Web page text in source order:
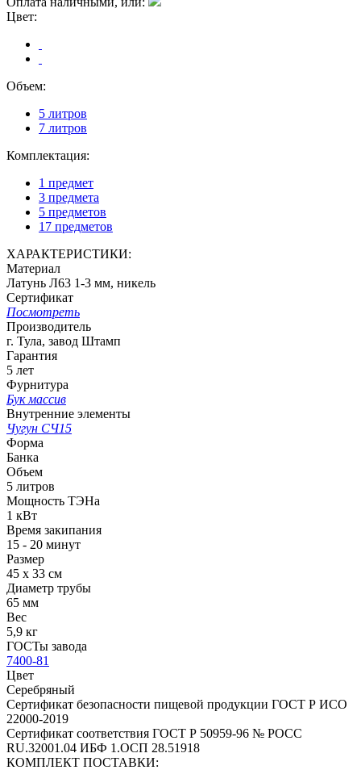
Цвет:
Объем:
5 литров
7 литров
Комплектация:
1 предмет
3 предмета
5 предметов
17 предметов
ХАРАКТЕРИСТИКИ:
Материал
Латунь Л63 1-3 мм, никель
Сертификат
Посмотреть
Производитель
г. Тула, завод Штамп
Гарантия
5 лет
Фурнитура
Бук массив
Внутренние элементы
Чугун СЧ15
Форма
Банка
Объем
5 литров
Мощность ТЭНа
1 кВт
Время закипания
15 - 20 минут
Размер
45 х 33 см
Диаметр трубы
65 мм
Вес
5,9 кг
ГОСТы завода
7400-81
Цвет
Серебряный
Сертификат безопасности пищевой продукции ГОСТ Р ИСО
22000-2019
Сертификат соответствия ГОСТ Р 50959-96 № РОСС
RU.32001.04 ИБФ 1.ОСП 28.51918
КОМПЛЕКТ ПОСТАВКИ: